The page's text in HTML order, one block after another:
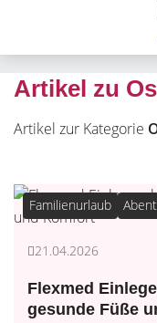
Artikel zu
Artikel zur Kategorie
Familienurlaub
21.04.2026
Flexmed
gesunde Füße